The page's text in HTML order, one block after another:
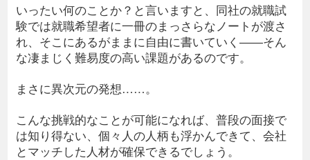
いったい何のことか？と言いますと、同社の就職試
験では就職希望者に一冊のまっさらなノートが渡さ
れ、そこにあるがままに自由に書いていく――そん
な凄まじく難易度の高い課題があるのです。
まさに異次元の発想……。
こんな挑戦的なことが可能になれば、普段の面接で
は知り得ない、個々人の人柄も浮かんできて、会社
とマッチした人材が確保できるでしょう。